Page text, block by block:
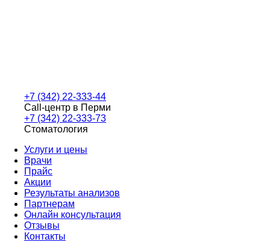
+7 (342) 22-333-44
Call-центр в Перми
+7 (342) 22-333-73
Стоматология
Услуги и цены
Врачи
Прайс
Акции
Результаты анализов
Партнерам
Онлайн консультация
Отзывы
Контакты